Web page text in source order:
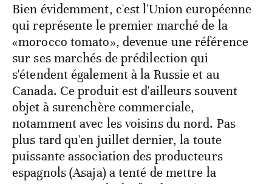
Bien évidemment, c'est l'Union européenne
qui représente le premier marché de la
«morocco tomato», devenue une référence
sur ses marchés de prédilection qui
s'étendent également à la Russie et au
Canada. Ce produit est d'ailleurs souvent
objet à surenchère commerciale,
notamment avec les voisins du nord. Pas
plus tard qu'en juillet dernier, la toute
puissante association des producteurs
espagnols (Asaja) a tenté de mettre la